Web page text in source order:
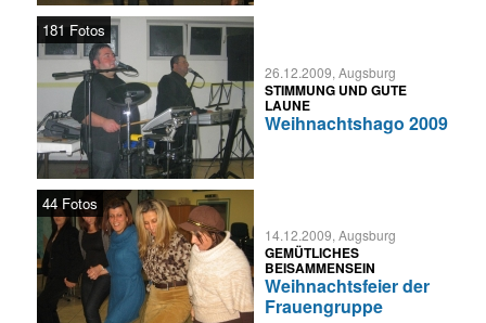
181 Fotos
26.12.2009, Augsburg
STIMMUNG UND GUTE
LAUNE
Weihnachtshago 2009
44 Fotos
14.12.2009, Augsburg
GEMÜTLICHES
BEISAMMENSEIN
Weihnachtsfeier der
Frauengruppe